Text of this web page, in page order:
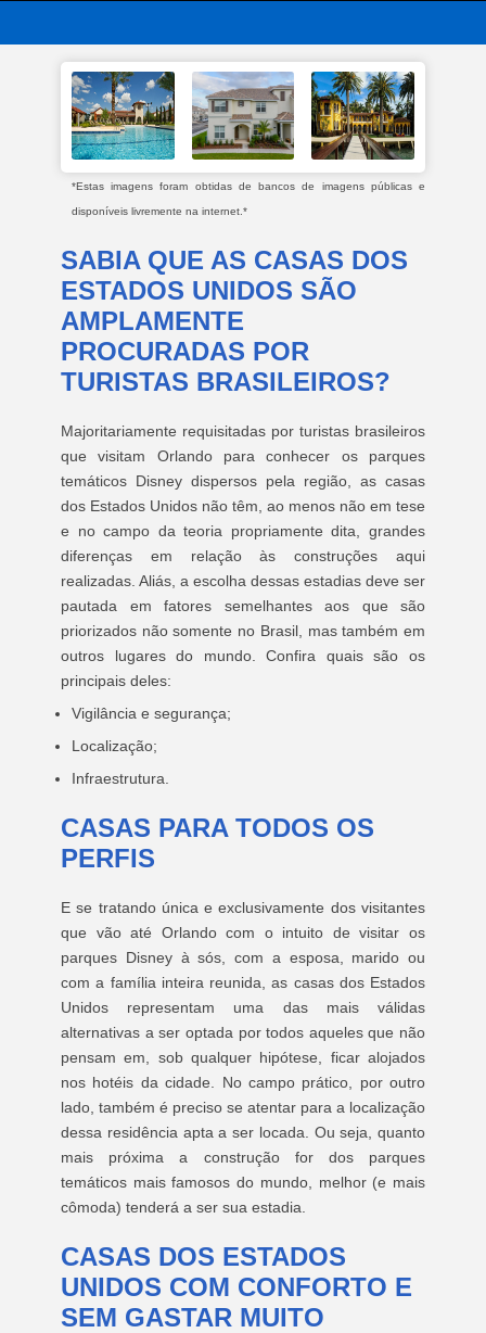
*Estas imagens foram obtidas de bancos de imagens públicas e
disponíveis livremente na internet.*
SABIA QUE AS CASAS DOS
ESTADOS UNIDOS SÃO
AMPLAMENTE
PROCURADAS POR
TURISTAS BRASILEIROS?
Majoritariamente requisitadas por turistas brasileiros
que visitam Orlando para conhecer os parques
temáticos Disney dispersos pela região, as casas
dos Estados Unidos não têm, ao menos não em tese
e no campo da teoria propriamente dita, grandes
diferenças em relação às construções aqui
realizadas. Aliás, a escolha dessas estadias deve ser
pautada em fatores semelhantes aos que são
priorizados não somente no Brasil, mas também em
outros lugares do mundo. Confira quais são os
principais deles:
Vigilância e segurança;
Localização;
Infraestrutura.
CASAS PARA TODOS OS
PERFIS
E se tratando única e exclusivamente dos visitantes
que vão até Orlando com o intuito de visitar os
parques Disney à sós, com a esposa, marido ou
com a família inteira reunida, as casas dos Estados
Unidos representam uma das mais válidas
alternativas a ser optada por todos aqueles que não
pensam em, sob qualquer hipótese, ficar alojados
nos hotéis da cidade. No campo prático, por outro
lado, também é preciso se atentar para a localização
dessa residência apta a ser locada. Ou seja, quanto
mais próxima a construção for dos parques
temáticos mais famosos do mundo, melhor (e mais
cômoda) tenderá a ser sua estadia.
CASAS DOS ESTADOS
UNIDOS COM CONFORTO E
SEM GASTAR MUITO